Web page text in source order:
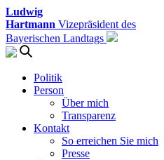
Ludwig
Hartmann Vizepräsident des
Bayerischen Landtags
Politik
Person
Über mich
Transparenz
Kontakt
So erreichen Sie mich
Presse